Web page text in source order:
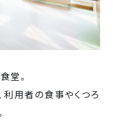
堂。
用者の食事やくつろ